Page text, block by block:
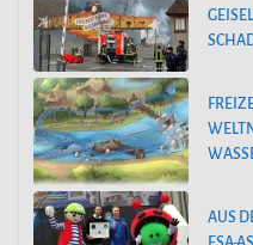
AUS